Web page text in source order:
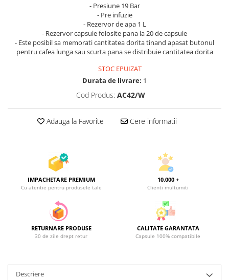
- Presiune 19 Bar
- Pre infuzie
- Rezervor de apa 1 L
- Rezervor capsule folosite pana la 20 de capsule
- Este posibil sa memorati cantitatea dorita tinand apasat butonul
pentru cafea lunga sau scurta pana se distribuie cantitatea dorita
STOC EPUIZAT
Durata de livrare: 1
Cod Produs: AC42/W
Adauga la Favorite Cere informatii
IMPACHETARE PREMIUM
Cu atentie pentru produsele tale
10.000 +
Clienti multumiti
RETURNARE PRODUSE
30 de zile drept retur
CALITATE GARANTATA
Capsule 100% compatibile
Descriere